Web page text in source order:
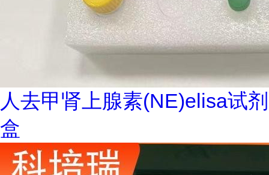
人去甲肾上腺素(NE)elisa试剂
盒